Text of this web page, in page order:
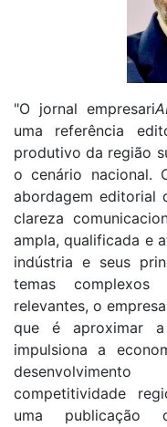
"O jornal empresari
uma referência
produtivo da região
o cenário nacional.
abordagem editorial
clareza
ampla, qualificada e
indústria e seus
temas
relevantes, o
que é aproximar
impulsiona a
competitividade
uma publicação